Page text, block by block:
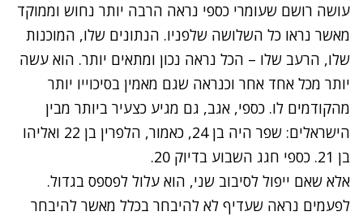
עושה רושם שעומרי כספי נראה הרבה יותר נחוש וממוקד
מאשר נראו כל השלושה שלפניו. הנתונים שלו, המוכנות
שלו, הרעב שלו – הכל נראה נכון ומתאים יותר. הוא עשה
יותר מכל אחד אחר וכנראה שגם מאמין בסיכוייו יותר
מהקודמים לו. כספי, אגב, גם מגיע כצעיר ביותר מבין
הישראלים: שפר היה בן 24, כאמור, הלפרין בן 22 ואליהו
בן 21. כספי חגג השבוע בדיוק 20.
אלא שאם ייפול לסיבוב שני, הוא עלול לפספס בגדול.
לפעמים נראה שעדיף לא להיבחר בכלל מאשר להיבחר